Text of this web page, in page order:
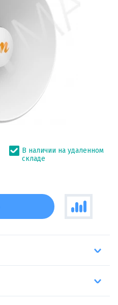
В наличии на удаленном
складе